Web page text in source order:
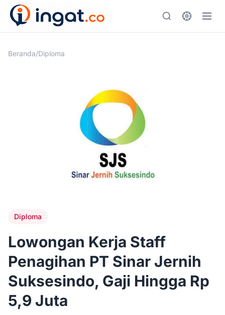
Skip
content
Beranda/Diploma
Diploma
Lowongan Kerja Staff
Penagihan PT Sinar Jernih
Suksesindo, Gaji Hingga Rp
5,9 Juta